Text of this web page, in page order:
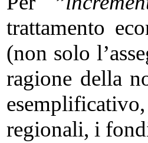
trattamento
(non solo
ragione della
regionali, i